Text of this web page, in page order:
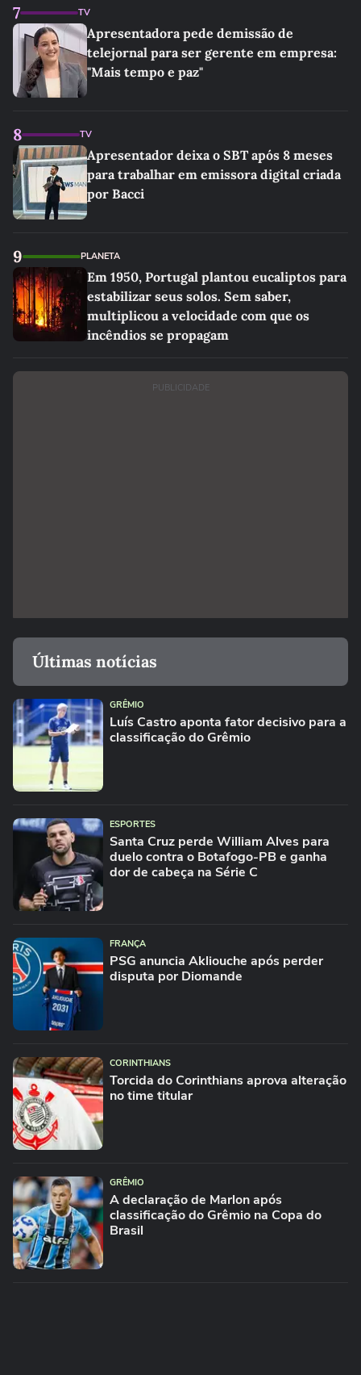
7 TV
Apresentadora pede demissão de
telejornal para ser gerente em empresa:
"Mais tempo e paz"
8 TV
Apresentador deixa o SBT após 8 meses
para trabalhar em emissora digital criada
por Bacci
9 PLANETA
Em 1950, Portugal plantou eucaliptos para
estabilizar seus solos. Sem saber,
multiplicou a velocidade com que os
incêndios se propagam
PUBLICIDADE
Últimas notícias
GRÊMIO
Luís Castro aponta fator decisivo para a
classificação do Grêmio
ESPORTES
Santa Cruz perde William Alves para
duelo contra o Botafogo-PB e ganha
dor de cabeça na Série C
FRANÇA
PSG anuncia Akliouche após perder
disputa por Diomande
CORINTHIANS
Torcida do Corinthians aprova alteração
no time titular
GRÊMIO
A declaração de Marlon após
classificação do Grêmio na Copa do
Brasil